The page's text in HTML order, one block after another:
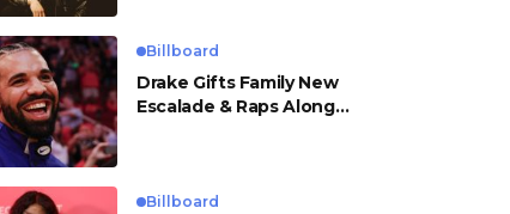
Billboard
Drake Gifts Family New
Escalade & Raps Along
Billboard